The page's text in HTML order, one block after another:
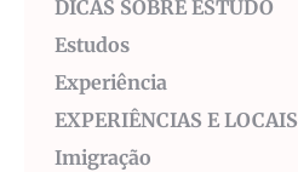
DICAS SOBRE ESTUDO
Estudos
Experiência
EXPERIÊNCIAS E LOCAIS
Imigração